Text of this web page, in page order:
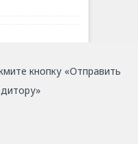
кнопку «Отправить